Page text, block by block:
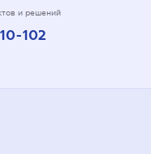
и решений
102